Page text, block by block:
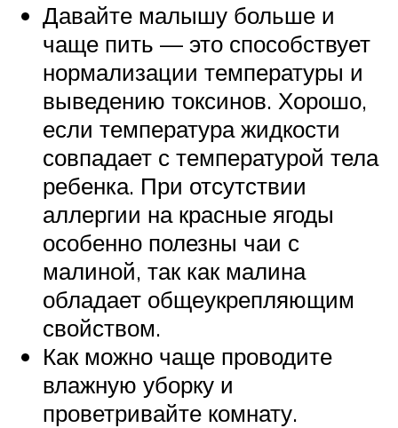
Давайте малышу больше и
чаще пить — это способствует
нормализации температуры и
выведению токсинов. Хорошо,
если температура жидкости
совпадает с температурой тела
ребенка. При отсутствии
аллергии на красные ягоды
особенно полезны чаи с
малиной, так как малина
обладает общеукрепляющим
свойством.
Как можно чаще проводите
влажную уборку и
проветривайте комнату.